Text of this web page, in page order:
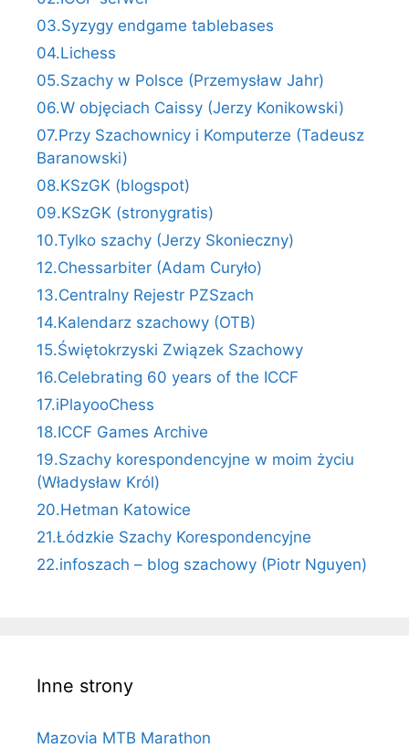
03.Syzygy endgame tablebases
04.Lichess
05.Szachy w Polsce (Przemysław Jahr)
06.W objęciach Caissy (Jerzy Konikowski)
07.Przy Szachownicy i Komputerze (Tadeusz
Baranowski)
08.KSzGK (blogspot)
09.KSzGK (stronygratis)
10.Tylko szachy (Jerzy Skonieczny)
12.Chessarbiter (Adam Curyło)
13.Centralny Rejestr PZSzach
14.Kalendarz szachowy (OTB)
15.Świętokrzyski Związek Szachowy
16.Celebrating 60 years of the ICCF
17.iPlayooChess
18.ICCF Games Archive
19.Szachy korespondencyjne w moim życiu
(Władysław Król)
20.Hetman Katowice
21.Łódzkie Szachy Korespondencyjne
22.infoszach – blog szachowy (Piotr Nguyen)
Inne strony
Mazovia MTB Marathon